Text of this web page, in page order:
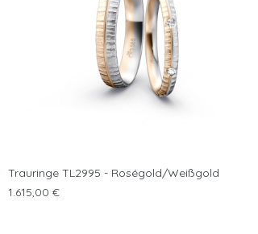
Trauringe TL2995 - Roségold/Weißgold
Preis
1.615,00 €